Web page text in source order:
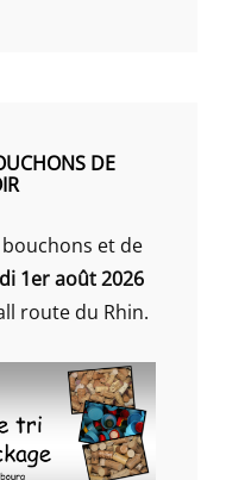
DE
et de
1er août 2026
route du Rhin.